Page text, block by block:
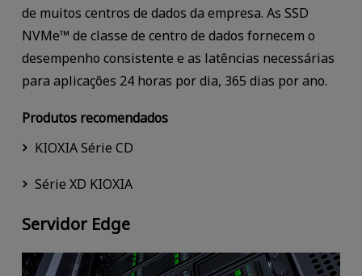
de muitos centros de dados da empresa. As SSD
NVMe™ de classe de centro de dados fornecem o
desempenho consistente e as latências necessárias
para aplicações 24 horas por dia, 365 dias por ano.
Produtos recomendados
KIOXIA Série CD
Série XD KIOXIA
Servidor Edge